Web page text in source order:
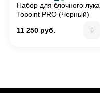
Набор для блочного лука
Topoint PRO (Черный)
11 250 руб.